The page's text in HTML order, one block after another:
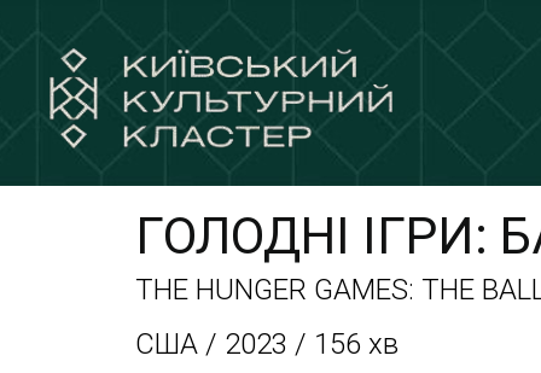
ГОЛОДНІ ІГРИ:
THE HUNGER GAMES: THE
США / 2023 / 156 хв